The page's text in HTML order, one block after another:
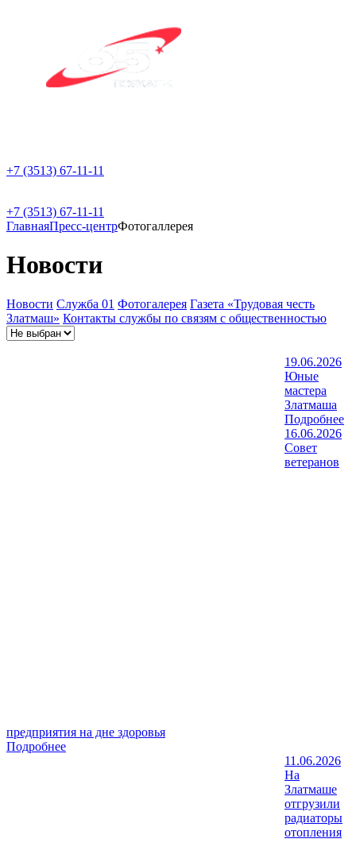
+7 (3513) 67-11-11
+7 (3513) 67-11-11
ГлавнаяПресс-центрФотогаллерея
Новости
Новости Служба 01 Фотогалерея Газета «Трудовая честь
Златмаш» Контакты службы по связям с общественностью
19.06.2026
Юные
мастера
Златмаша
Подробнее
16.06.2026
Совет
ветеранов
предприятия на дне здоровья
Подробнее
11.06.2026
На
Златмаше
отгрузили
радиаторы
отопления